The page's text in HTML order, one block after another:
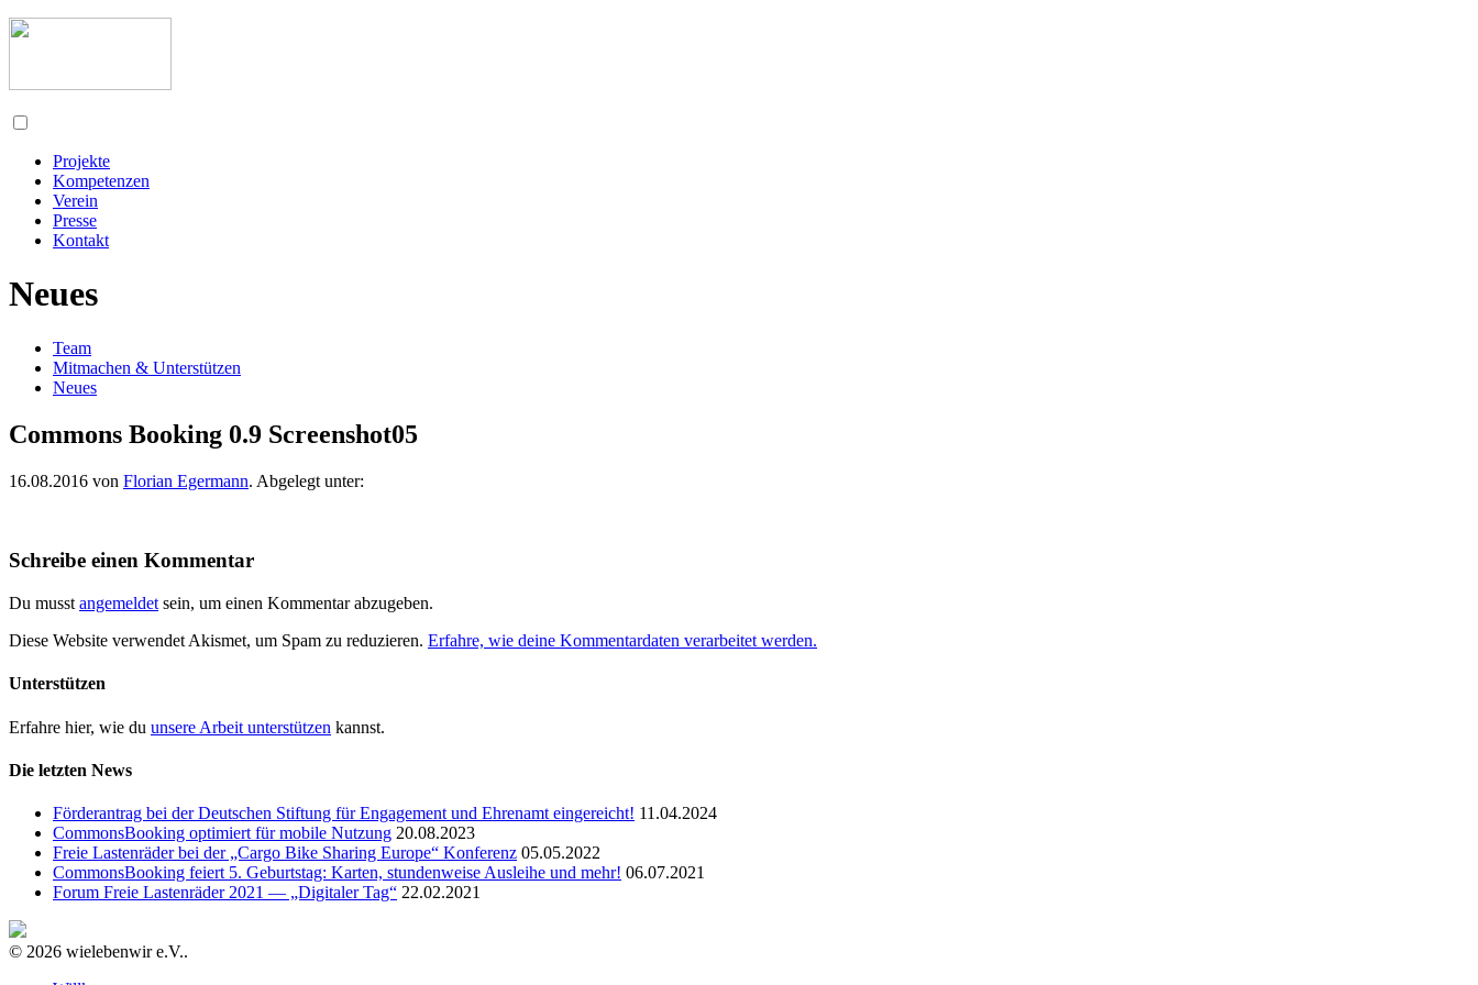
Projekte
Kompetenzen
Verein
Presse
Kontakt
Neues
Team
Mitmachen & Unterstützen
Neues
Commons Booking 0.9 Screenshot05
16.08.2016 von Florian Egermann. Abgelegt unter:
Schreibe einen Kommentar
Du musst angemeldet sein, um einen Kommentar abzugeben.
Diese Website verwendet Akismet, um Spam zu reduzieren. Erfahre, wie deine Kommentardaten verarbeitet werden.
Unterstützen
Erfahre hier, wie du unsere Arbeit unterstützen kannst.
Die letzten News
Förderantrag bei der Deutschen Stiftung für Engagement und Ehrenamt eingereicht! 11.04.2024
CommonsBooking optimiert für mobile Nutzung 20.08.2023
Freie Lastenräder bei der „Cargo Bike Sharing Europe“ Konferenz 05.05.2022
CommonsBooking feiert 5. Geburtstag: Karten, stundenweise Ausleihe und mehr! 06.07.2021
Forum Freie Lastenräder 2021 — „Digitaler Tag“ 22.02.2021
© 2026 wielebenwir e.V..